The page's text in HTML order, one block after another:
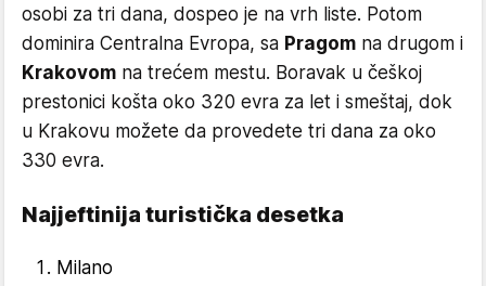
osobi za tri dana, dospeo je na vrh liste. Potom
dominira Centralna Evropa, sa Pragom na drugom i
Krakovom na trećem mestu. Boravak u češkoj
prestonici košta oko 320 evra za let i smeštaj, dok
u Krakovu možete da provedete tri dana za oko
330 evra.
Najjeftinija turistička desetka
Milano